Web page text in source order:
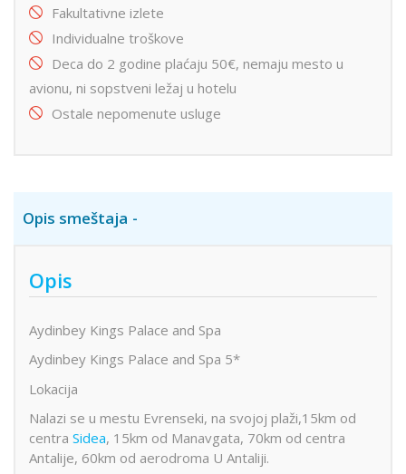
Fakultativne izlete
Individualne troškove
Deca do 2 godine plaćaju 50€, nemaju mesto u
avionu, ni sopstveni ležaj u hotelu
Ostale nepomenute usluge
Opis smeštaja
Opis
Aydinbey Kings Palace and Spa
Aydinbey Kings Palace and Spa 5*
Lokacija
Nalazi se u mestu Evrenseki, na svojoj plaži,15km od
centra Sidea, 15km od Manavgata, 70km od centra
Antalije, 60km od aerodroma U Antaliji.